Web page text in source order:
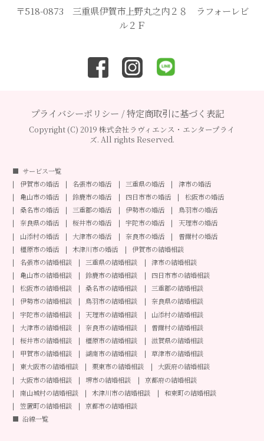
〒518-0873 三重県伊賀市上野丸之内２８ ラフォーレビ
ル２Ｆ
プライバシーポリシー /特定商取引に基づく表記
Copyright (C) 2019 株式会社ラヴィエンス・エンタープライ
ズ. All rights Reserved.
サービス一覧
伊賀市の婚活
名張市の婚活 三重県の婚活
津市の婚活
亀山市の婚活
鈴鹿市の婚活 四日市市の婚活
松阪市の婚活
桑名市の婚活
三重郡の婚活 伊勢市の婚活
鳥羽市の婚活
奈良県の婚活
桜井市の婚活 宇陀市の婚活
天理市の婚活
山添村の婚活
大津市の婚活 奈良市の婚活
曽爾村の婚活
橿原市の婚活
木津川市の婚活
伊賀市の結婚相談
名張市の結婚相談
三重県の結婚相談
津市の結婚相談
亀山市の結婚相談
鈴鹿市の結婚相談
四日市市の結婚相談
松阪市の結婚相談
桑名市の結婚相談
三重郡の結婚相談
伊勢市の結婚相談
鳥羽市の結婚相談
奈良県の結婚相談
宇陀市の結婚相談
天理市の結婚相談
山添村の結婚相談
大津市の結婚相談
奈良市の結婚相談
曽爾村の結婚相談
桜井市の結婚相談
橿原市の結婚相談
滋賀県の結婚相談
甲賀市の結婚相談
湖南市の結婚相談
草津市の結婚相談
東大阪市の結婚相談
栗東市の結婚相談
大阪府の結婚相談
大阪市の結婚相談
堺市の結婚相談
京都府の結婚相談
南山城村の結婚相談
木津川市の結婚相談
和束町の結婚相談
笠置町の結婚相談
京都市の結婚相談
沿線一覧